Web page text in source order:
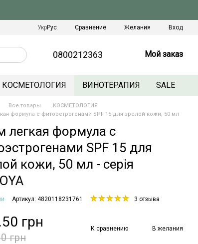
УкрРус Сравнение Желания Вход
0800212363 Мой заказ
КОСМЕТОЛОГИЯ ВИНОТЕРАПИЯ SALE
Все товары
КОСМЕТОЛОГИЯ
формула с фитоэстрогенами SPF 15 для зрелой кожи, 50 мл
легкая формула с
SPF 15 для
кожи, 50 мл - серія
Артикул: 4820118231761 3 отзыва
грн
грн
К сравнению В желания